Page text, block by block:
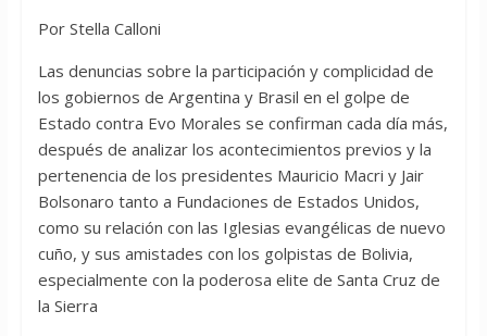
Por Stella Calloni
Las denuncias sobre la participación y complicidad de
los gobiernos de Argentina y Brasil en el golpe de
Estado contra Evo Morales se confirman cada día más,
después de analizar los acontecimientos previos y la
pertenencia de los presidentes Mauricio Macri y Jair
Bolsonaro tanto a Fundaciones de Estados Unidos,
como su relación con las Iglesias evangélicas de nuevo
cuño, y sus amistades con los golpistas de Bolivia,
especialmente con la poderosa elite de Santa Cruz de
la Sierra